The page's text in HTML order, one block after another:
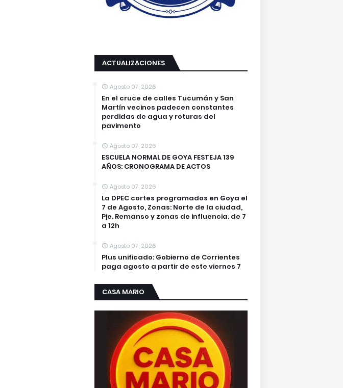
ACTUALIZACIONES
Agosto 07, 2026
En el cruce de calles Tucumán y San
Martín vecinos padecen constantes
perdidas de agua y roturas del
pavimento
Agosto 07, 2026
ESCUELA NORMAL DE GOYA FESTEJA 139
AÑOS: CRONOGRAMA DE ACTOS
Agosto 07, 2026
La DPEC cortes programados en Goya el
7 de Agosto, Zonas: Norte de la ciudad,
Pje. Remanso y zonas de influencia. de 7
a 12h
Agosto 07, 2026
Plus unificado: Gobierno de Corrientes
paga agosto a partir de este viernes 7
CASA MARIO